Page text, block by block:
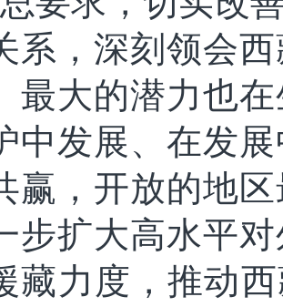
系，深刻领会
最大的潜力也
中发展、在发
赢，开放的地
步扩大高水平
藏力度，推动